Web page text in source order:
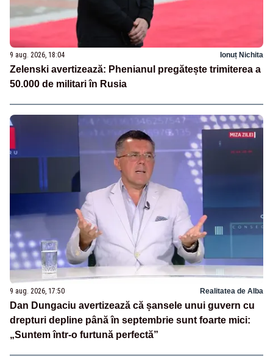
9 aug. 2026, 18:04 Ionuț Nichita
Zelenski avertizează: Phenianul pregătește trimiterea a
50.000 de militari în Rusia
9 aug. 2026, 17:50 Realitatea de Alba
Dan Dungaciu avertizează că șansele unui guvern cu
drepturi depline până în septembrie sunt foarte mici:
„Suntem într-o furtună perfectă”